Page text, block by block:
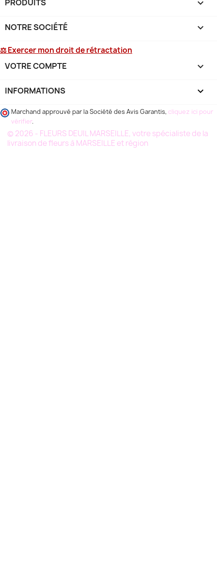
PRODUITS 
NOTRE SOCIÉTÉ 
⚖ Exercer mon droit de rétractation
VOTRE COMPTE 
INFORMATIONS keyboard_arrow_down
Marchand approuvé par la Société des Avis Garantis, cliquez ici pour
vérifier.
© 2026 - FLEURS DEUIL MARSEILLE, votre spécialiste de la
livraison de fleurs à MARSEILLE et région